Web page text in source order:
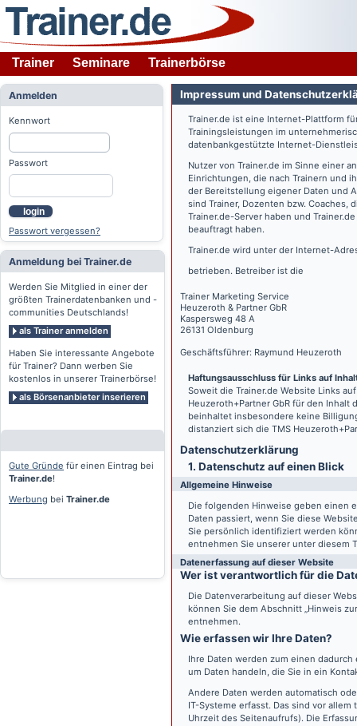
Trainer Seminare Trainerbörse
Anmelden
Kennwort
Passwort
login
Passwort vergessen?
Anmeldung bei Trainer.de
Werden Sie Mitglied in einer der
größten Trainerdatenbanken und -
communities Deutschlands!
als Trainer anmelden
Haben Sie interessante Angebote
für Trainer? Dann werben Sie
kostenlos in unserer Trainerbörse!
als Börsenanbieter inserieren
Gute Gründe für einen Eintrag bei
Trainer.de!
Werbung bei Trainer.de
Impressum und
Trainer.de ist eine Internet-Plattform
Trainingsleistungen im
datenbankgestützte Internet-
Nutzer von Trainer.de im Sinne einer
Einrichtungen, die nach Trainern und
der Bereitstellung eigener Daten und
sind Trainer, Dozenten bzw.
Trainer.de-Server haben und Trainer.de
beauftragt haben.
Trainer.de wird unter der Internet-
betrieben. Betreiber ist die
Trainer Marketing Service
Heuzeroth & Partner GbR
Kaspersweg 48 A
26131 Oldenburg
Geschäftsführer: Raymund Heuzeroth
Haftungsausschluss für Links auf
Soweit die Trainer.de Website Links
Heuzeroth+Partner GbR für den Inhalt
beinhaltet insbesondere keine
distanziert sich die TMS
Datenschutz­erklärung
1. Datenschutz auf einen Blick
Allgemeine Hinweise
Die folgenden Hinweise geben einen
Daten passiert, wenn Sie diese
Sie persönlich identifiziert werden
entnehmen Sie unserer unter diesem
Datenerfassung auf dieser Website
Wer ist verantwortlich für die
Die Datenverarbeitung auf dieser
können Sie dem Abschnitt „Hinweis
entnehmen.
Wie erfassen wir Ihre Daten?
Ihre Daten werden zum einen
um Daten handeln, die Sie in ein
Andere Daten werden automatisch
IT-Systeme erfasst. Das sind vor
Uhrzeit des Seitenaufrufs). Die